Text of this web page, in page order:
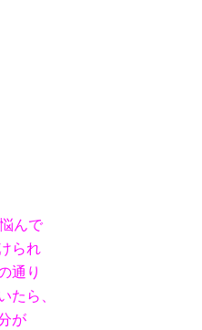
悩んで
られ
通り
たら、
が